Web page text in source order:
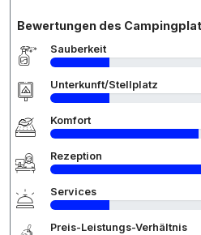
Bewertungen des
Sauberkeit
Unterkunft/Stellplatz
Komfort
Rezeption
Services
Preis-Leistungs-Verhältnis